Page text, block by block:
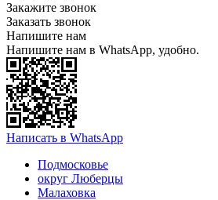
Закажите звонок
Заказать звонок
Напишите нам
Напишите нам в WhatsApp, удобно.
Написать в WhatsApp
Подмосковье
округ Люберцы
Малаховка